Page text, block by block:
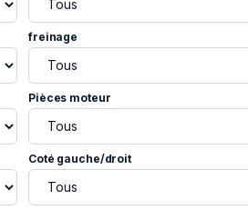
freinage
Pièces moteur
Coté gauche/droit